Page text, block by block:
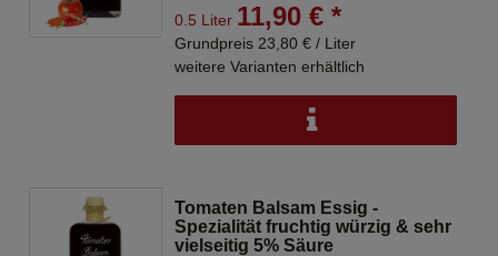
0.5 Liter 11,90 € *
Grundpreis 23,80 € / Liter
weitere Varianten erhältlich
Tomaten Balsam Essig -
Spezialität fruchtig würzig & sehr
vielseitig 5% Säure